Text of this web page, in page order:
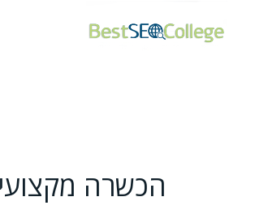
הכשרה